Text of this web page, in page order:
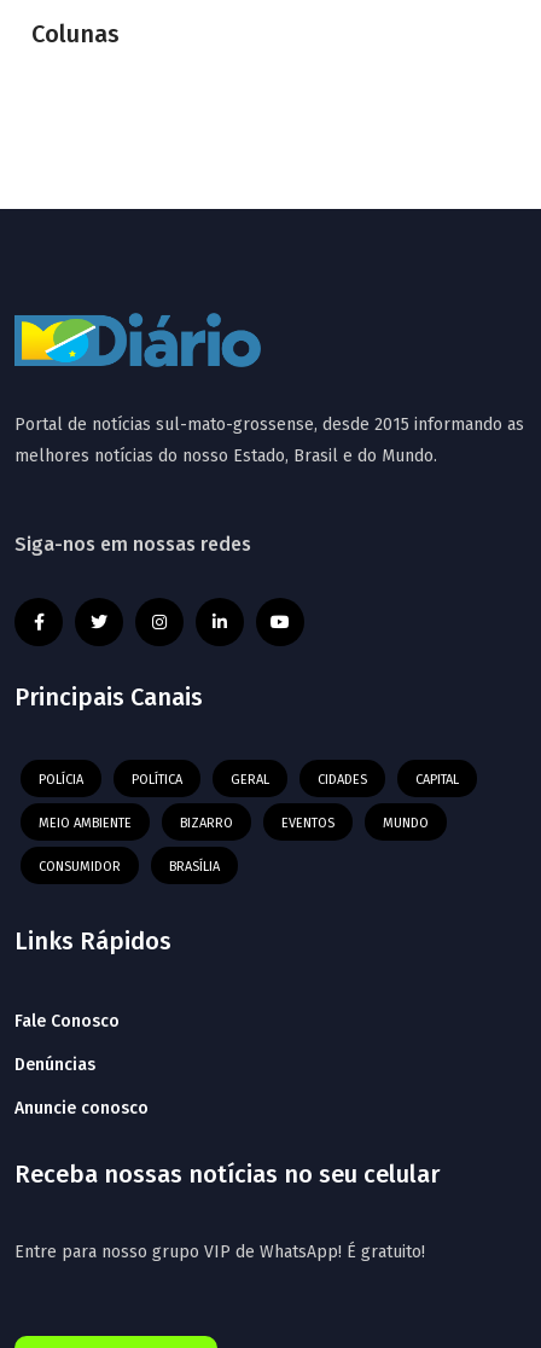
Colunas
Portal de notícias sul-mato-grossense, desde 2015 informando as
melhores notícias do nosso Estado, Brasil e do Mundo.
Siga-nos em nossas redes
Principais Canais
POLÍCIA POLÍTICA GERAL CIDADES CAPITAL
MEIO AMBIENTE BIZARRO EVENTOS MUNDO
CONSUMIDOR BRASÍLIA
Links Rápidos
Fale Conosco
Denúncias
Anuncie conosco
Receba nossas notícias no seu celular
Entre para nosso grupo VIP de WhatsApp! É gratuito!